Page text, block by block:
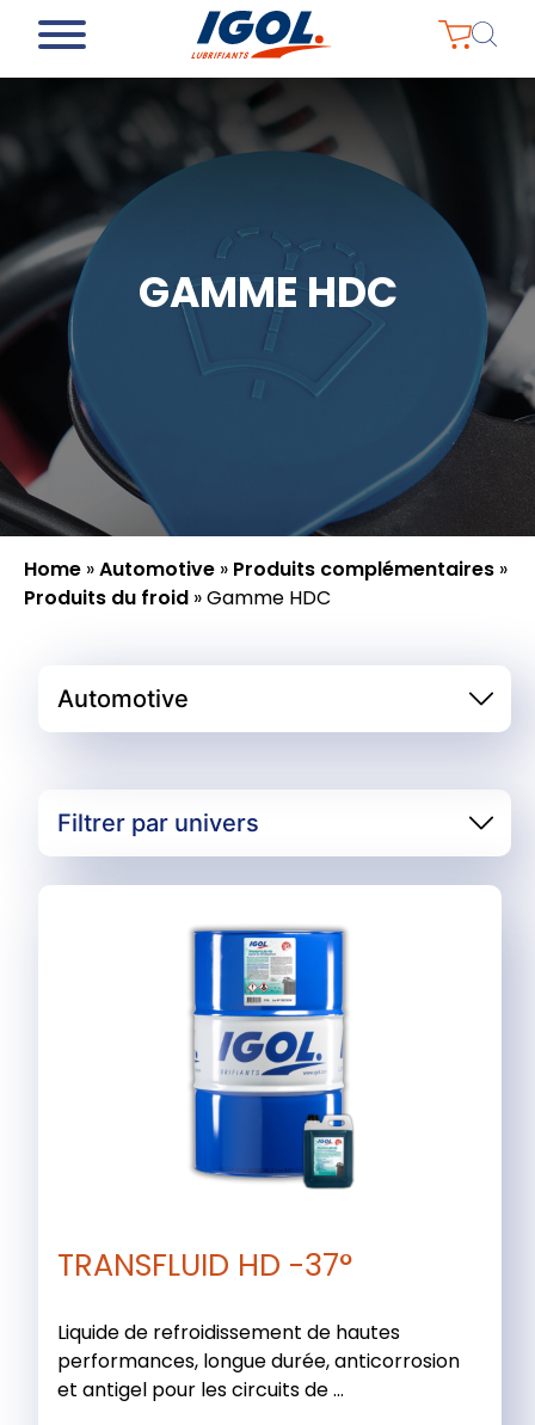
GAMME HDC
Home »Automotive » Produits complémentaires »
Produits du froid »Gamme HDC
TRANSFLUID HD -37°
Liquide de refroidissement de hautes
performances, longue durée, anticorrosion
et antigel pour les circuits de ...